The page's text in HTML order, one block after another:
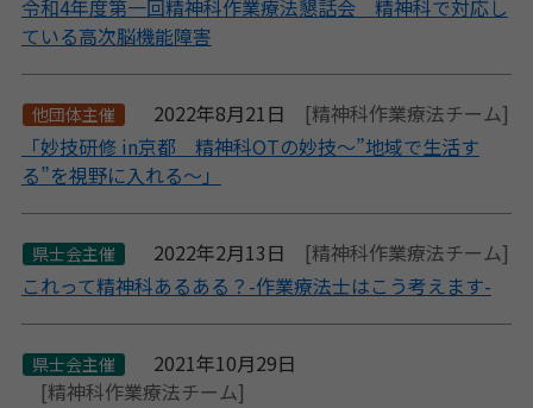
令和4年度第一回精神科作業療法懇話会 精神科で対応し
ている高次脳機能障害
他団体主催 2022年8月21日
[精神科作業療法チーム]
「妙技研修 in京都 精神科OTの妙技～”地域で生活す
る”を視野に入れる～」
県士会主催 2022年2月13日
[精神科作業療法チーム]
これって精神科あるある？-作業療法士はこう考えます-
県士会主催
2021年10月29日
[精神科作業療法チーム]